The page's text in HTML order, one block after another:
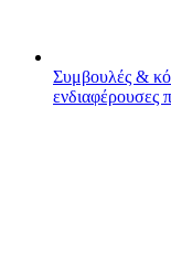
Συμβουλές &
ενδιαφέρουσες